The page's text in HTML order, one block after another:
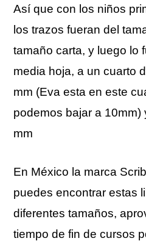
Así que con los niños
los trazos fueran del
tamaño carta, y luego lo
media hoja, a un cuarto
mm (Eva esta en este
podemos bajar a 10mm)
mm
En México la marca
puedes encontrar estas
diferentes tamaños,
tiempo de fin de cursos